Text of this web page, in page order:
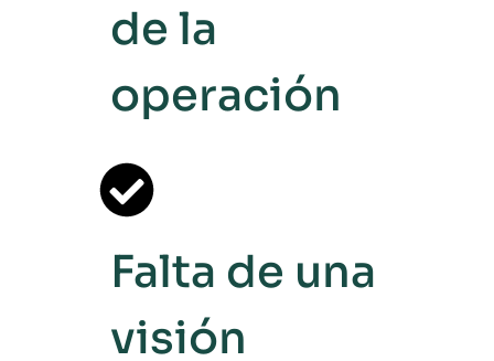
de la
operación
Falta de una
visión